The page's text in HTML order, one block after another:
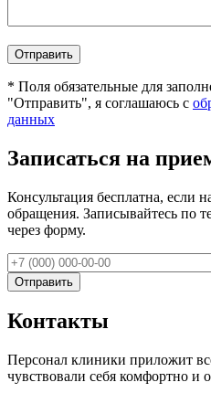
* Поля обязательные для
"Отправить", я соглашаюсь с
данных
Записаться на
Консультация бесплатна, если
обращения. Записывайтесь по
через форму.
Контакты
Персонал клиники приложит
чувствовали себя комфортно и